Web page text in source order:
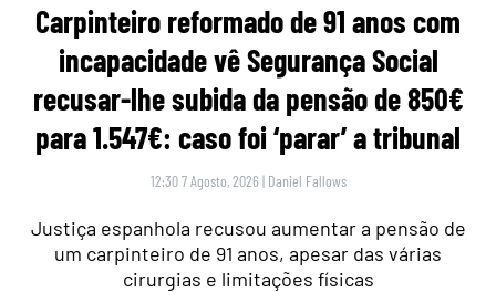
Carpinteiro reformado de 91 anos com
incapacidade vê Segurança Social
recusar-lhe subida da pensão de 850€
para 1.547€: caso foi ‘parar’ a tribunal
12:30 7 Agosto, 2026 | Daniel Fallows
Justiça espanhola recusou aumentar a pensão de
um carpinteiro de 91 anos, apesar das várias
cirurgias e limitações físicas